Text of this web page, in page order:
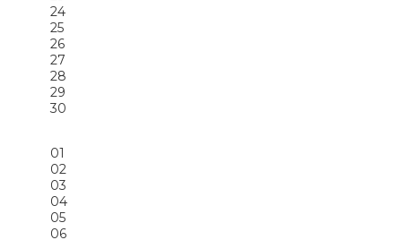
24
25
26
27
28
29
30
01
02
03
04
05
06